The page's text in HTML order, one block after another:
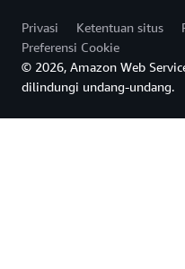
Privasi Ketentuan situs
Preferensi Cookie
© 2026, Amazon Web
dilindungi undang-undang.